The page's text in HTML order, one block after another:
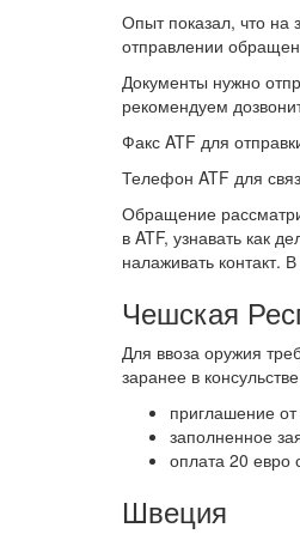
Опыт показал, что на
отправлении
Документы нужно
рекомендуем
Факс ATF для
Телефон ATF для
Обращение
в ATF, узнавать как
налаживать контакт.
Чешская
Для ввоза оружия
заранее в
приглашение
заполненное
оплата 20 евро
Швеция